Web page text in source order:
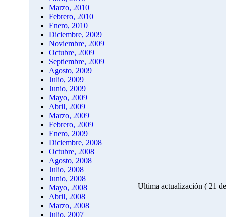
Marzo, 2010
Febrero, 2010
Enero, 2010
Diciembre, 2009
Noviembre, 2009
Octubre, 2009
Septiembre, 2009
Agosto, 2009
Julio, 2009
Junio, 2009
Mayo, 2009
Abril, 2009
Marzo, 2009
Febrero, 2009
Enero, 2009
Diciembre, 2008
Octubre, 2008
Agosto, 2008
Julio, 2008
Junio, 2008
Mayo, 2008
Abril, 2008
Marzo, 2008
Julio, 2007
Ultima actualización ( 21